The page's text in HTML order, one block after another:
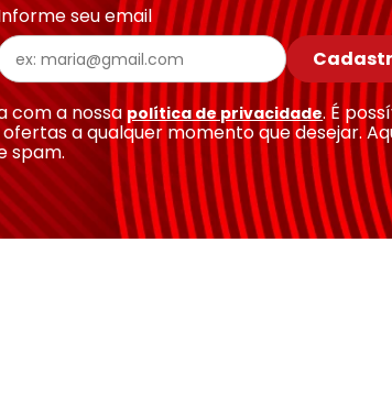
seu email
com a nossa política de privacidade. É
a qualquer momento que desejar.
spam.